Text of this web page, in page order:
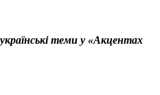
теми у «Акцентах